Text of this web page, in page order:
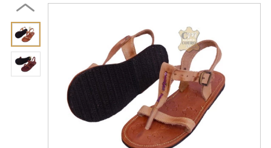
Artigos p/ Selaria
Bolsas / Pastas
Homens